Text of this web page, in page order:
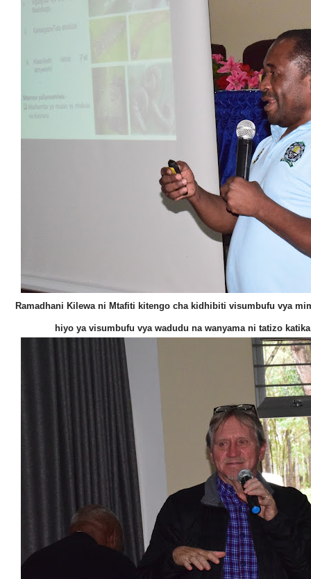
Ramadhani Kilewa ni Mtafiti kitengo cha kidhibiti visumbufu vya
hiyo ya visumbufu vya wadudu na wanyama ni tatizo